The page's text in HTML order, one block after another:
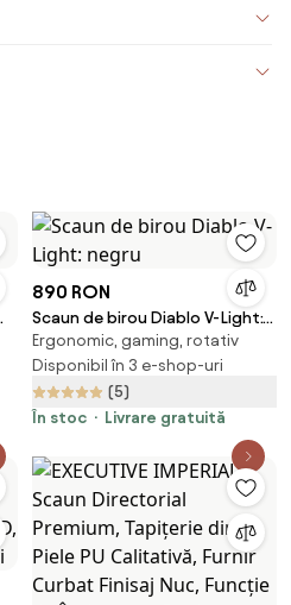
890 RON
Scaun de birou Diablo V-Light:
negru
Ergonomic, gaming, rotativ
Disponibil în 3 e-shop-uri
(5)
În stoc
Livrare gratuită